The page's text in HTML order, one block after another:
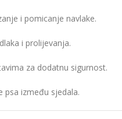
i pomicanje navlake.
i prolijevanja.
za dodatnu sigurnost.
psa između sjedala.